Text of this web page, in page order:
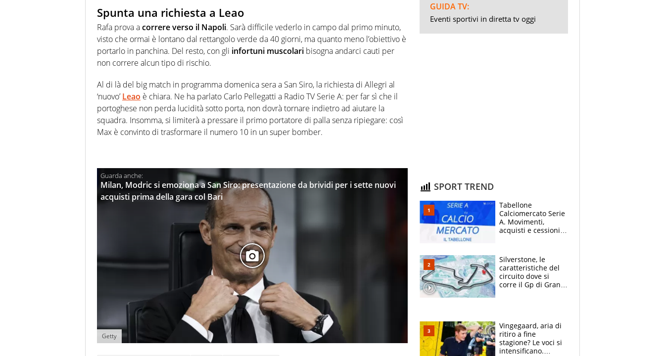
Spunta una richiesta a Leao
Rafa prova acorrere verso il Napoli. Sarà difficile vederlo in campo dal primo minuto,
visto che ormai è lontano dal rettangolo verde da 40 giorni, ma quanto meno l’obiettivo è
portarlo in panchina. Del resto, con gli infortuni muscolari bisogna andarci cauti per
non correre alcun tipo di rischio.
Al di là del big match in programma domenica sera a San Siro, la richiesta di Allegri al
‘nuovo’ Leao è chiara. Ne ha parlato Carlo Pellegatti a Radio TV Serie A: per far sì che il
portoghese non perda lucidità sotto porta, non dovrà tornare indietro ad aiutare la
squadra. Insomma, si limiterà a pressare il primo portatore di palla senza ripiegare: così
Max è convinto di trasformare il numero 10 in un super bomber.
Milan, Modric si emoziona a San Siro: presentazione da brividi per i sette nuovi
acquisti prima della gara col Bari
Getty
GUIDA TV:
Eventi sportivi in diretta tv oggi
SPORT TREND
Tabellone
Calciomercato Serie
A. Movimenti,
acquisti e cessioni:
Silverstone, le
caratteristiche del
circuito dove si
corre il Gp di Gran
Vingegaard, aria di
ritiro a fine
stagione? Le voci si
intensificano.